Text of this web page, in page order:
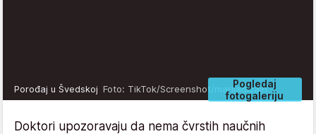
Pogledaj
fotogaleriju
Porođaj u Švedskoj Foto: TikTok/Screenshot/marijadizajn
Doktori upozoravaju da nema čvrstih naučnih